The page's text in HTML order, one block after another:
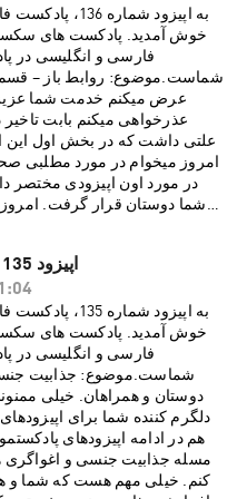
مارا نسبت به کینکی بودن
دهد· ریشه های
افراد· تفاوت
چیست· لزوم داشتن رضایت
برای انجام کینک و رفتار های
معالیدکتر نازنین
پژوهشگر روابط جنسی، دارای
بیمارستان کایزر هستند. هم
شهر لس آنجلس به صورت
درمان مدد جویان می باشد. دکتر
تجربیات و دانسته های خود
اجتماعی برای عموم
save 15% off your first
ک لیست رایگانِ
به اپیزود شماره
خوش آمدید. پادکست های
فارسی و انگلیسی در
شماست.موضوع: روابط باز –
عرض میکنم خدمت شما
عذرخواهی میکنم بابت تاخیر
علتی داشت که در بخش اول این
امروز میخوام در مورد مطلبی
در مورد اون اپیزودی مختصر
شما دوستان قرار گرفت.
شود به موارد زیر اشاره کرد:·
تعریف و چه محدودیتی
برای چه افرادی خوب و برای
است· تفاوت روابط باز
سنت اسلام چیست؟· بررسی
منفی زوجین در روابط
افرادی که در این گونه روابط
نازنین معالیدکتر نازنین
پژوهشگر روابط جنسی، دارای
بیمارستان کایزر هستند. هم
شهر لس آنجلس به صورت
اپیزود 135 - جذابیت جنسی
به اپیزود شماره
خوش آمدید. پادکست های
فارسی و انگلیسی در
شماست.موضوع: جذابیت
دوستان و همراهان. خیلی
دلگرم کننده شما برای
هم در ادامه اپیزودهای
مسله جذابیت جنسی و
کنم. خیلی مهم هست که شما و